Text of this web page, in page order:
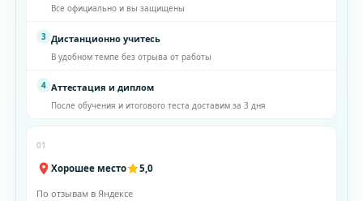
Все официально и вы защищены
3 Дистанционно учитесь
В удобном темпе без отрыва от работы
4 Аттестация и диплом
После обучения и итогового теста доставим за 3 дня
01
Хорошее место 5,0
По отзывам в Яндексе